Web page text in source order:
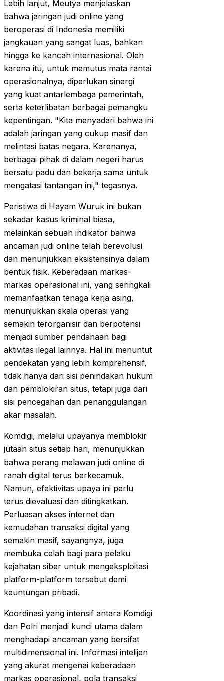
Lebih lanjut, Meutya menjelaskan
bahwa jaringan judi online yang
beroperasi di Indonesia memiliki
jangkauan yang sangat luas, bahkan
hingga ke kancah internasional. Oleh
karena itu, untuk memutus mata rantai
operasionalnya, diperlukan sinergi
yang kuat antarlembaga pemerintah,
serta keterlibatan berbagai pemangku
kepentingan. "Kita menyadari bahwa ini
adalah jaringan yang cukup masif dan
melintasi batas negara. Karenanya,
berbagai pihak di dalam negeri harus
bersatu padu dan bekerja sama untuk
mengatasi tantangan ini," tegasnya.
Peristiwa di Hayam Wuruk ini bukan
sekadar kasus kriminal biasa,
melainkan sebuah indikator bahwa
ancaman judi online telah berevolusi
dan menunjukkan eksistensinya dalam
bentuk fisik. Keberadaan markas-
markas operasional ini, yang seringkali
memanfaatkan tenaga kerja asing,
menunjukkan skala operasi yang
semakin terorganisir dan berpotensi
menjadi sumber pendanaan bagi
aktivitas ilegal lainnya. Hal ini menuntut
pendekatan yang lebih komprehensif,
tidak hanya dari sisi penindakan hukum
dan pemblokiran situs, tetapi juga dari
sisi pencegahan dan penanggulangan
akar masalah.
Komdigi, melalui upayanya memblokir
jutaan situs setiap hari, menunjukkan
bahwa perang melawan judi online di
ranah digital terus berkecamuk.
Namun, efektivitas upaya ini perlu
terus dievaluasi dan ditingkatkan.
Perluasan akses internet dan
kemudahan transaksi digital yang
semakin masif, sayangnya, juga
membuka celah bagi para pelaku
kejahatan siber untuk mengeksploitasi
platform-platform tersebut demi
keuntungan pribadi.
Koordinasi yang intensif antara Komdigi
dan Polri menjadi kunci utama dalam
menghadapi ancaman yang bersifat
multidimensional ini. Informasi intelijen
yang akurat mengenai keberadaan
markas operasional, pola transaksi